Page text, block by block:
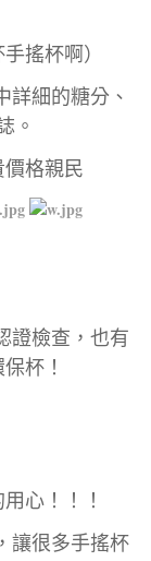
搖杯啊）
詳細的糖分、
。
格親民
證檢查，也有
杯！
心！！！
讓很多手搖杯